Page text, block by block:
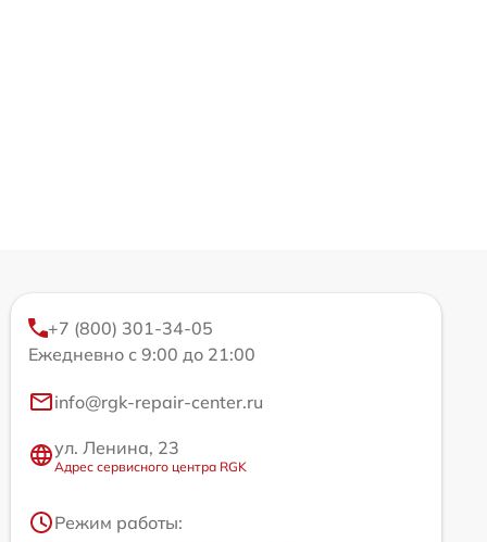
+7 (800) 301-34-05
Ежедневно с 9:00 до 21:00
info@rgk-repair-center.ru
ул. Ленина, 23
Адрес сервисного центра RGK
Режим работы: